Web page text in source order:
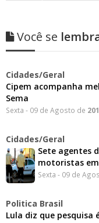
Você se
Cidades/Geral
Cipem acompanha
Sema
Sexta - 09 de Agosto de
Cidades/Geral
Sete agentes
motoristas
Sexta - 09 de
Politica Brasil
Lula diz que